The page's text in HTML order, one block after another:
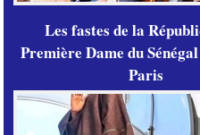
Les fastes de la
Première Dame du
Paris